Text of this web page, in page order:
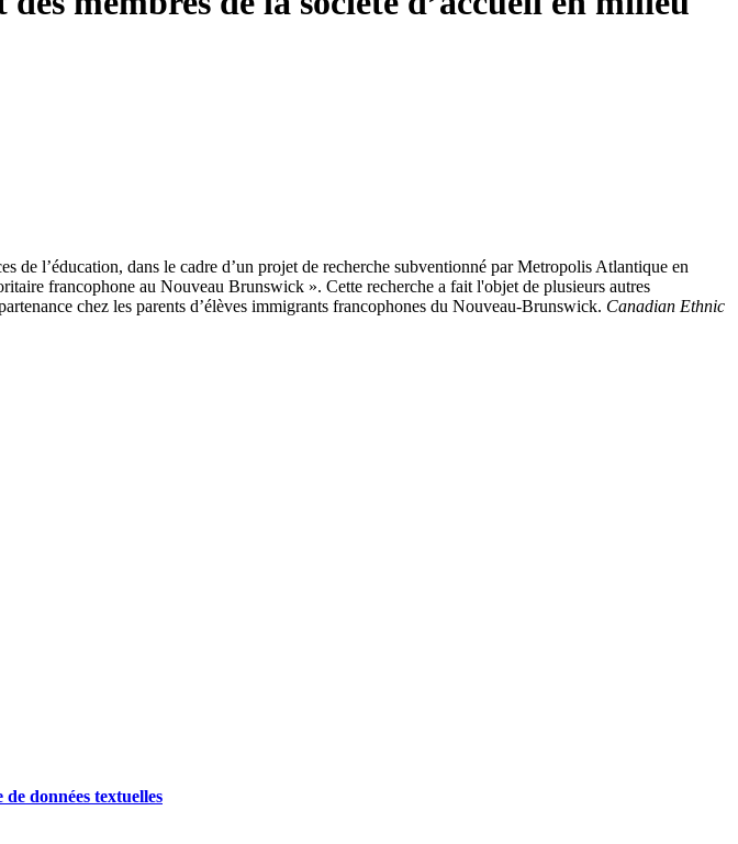
l’éducation, dans le cadre d’un projet de recherche subventionné par Metropolis Atlantique en
francophone au Nouveau Brunswick ». Cette recherche a fait l'objet de plusieurs autres
chez les parents d’élèves immigrants francophones du Nouveau-Brunswick. Canadian Ethnic
données textuelles